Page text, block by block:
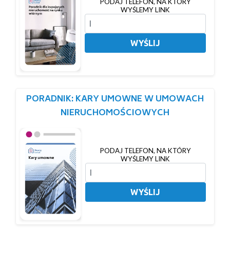
WYŚLEMY LINK
WYŚLIJ
PORADNIK: KARY UMOWNE W UMOWACH
NIERUCHOMOŚCIOWYCH
PODAJ TELEFON, NA KTÓRY
WYŚLEMY LINK
WYŚLIJ